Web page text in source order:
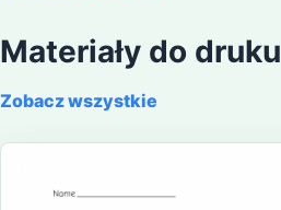
Materiały do druku
Zobacz wszystkie